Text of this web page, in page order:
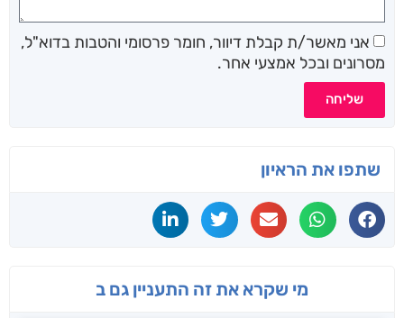
אני מאשר/ת קבלת דיוור, חומר פרסומי והטבות בדוא"ל,
מסרונים ובכל אמצעי אחר.
שליחה
שתפו את הראיון
מי שקרא את זה התעניין גם ב